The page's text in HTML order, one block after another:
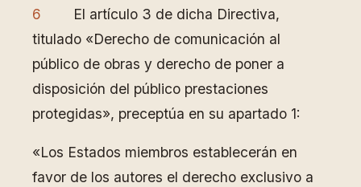
6 El artículo 3 de dicha Directiva,
titulado «Derecho de comunicación al
público de obras y derecho de poner a
disposición del público prestaciones
protegidas», preceptúa en su apartado 1:
«Los Estados miembros establecerán en
favor de los autores el derecho exclusivo a